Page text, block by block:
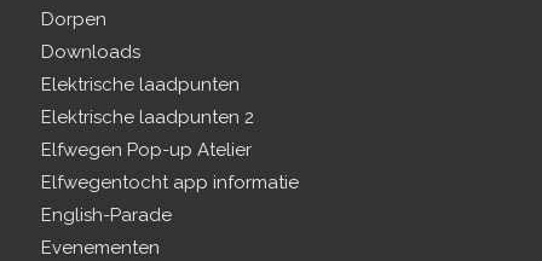
Dorpen
Downloads
Elektrische laadpunten
Elektrische laadpunten 2
Elfwegen Pop-up Atelier
Elfwegentocht app informatie
English-Parade
Evenementen